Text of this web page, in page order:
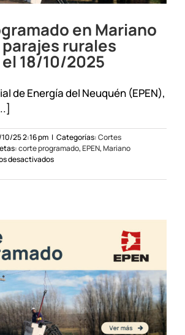
en Mariano
rurales
18/10/2025
de Energía del Neuquén (EPEN),
25 2:16 pm | Categorías:Cortes
corte programado,EPEN,Mariano
desactivadosen
Programado
rurales
aledaños
el
18/10/2025